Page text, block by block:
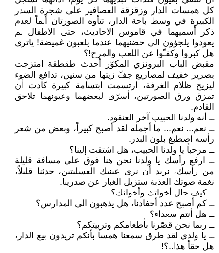
كل همسات الدار وزقزقة العصافير على شجرة السدر
الكبيرة في وسط باحة الدار، تتأوه الصورتان ألماً لعدم
ذكر أسميهما في قاموس الاحاديث، حتى الاطفال لم
يعودوا يلجؤون الى حضنيهما عندما يلعبون غميضة! ياترى
هل كبروا وكفـّوا عن اللعب والمرح!؟
مقبض الباب البرونزي المكوّر أحدث طقطقة امتزجت
بصرير خفيف لمصاريع جفّ زيتها من سنين، تدافع الضوء
ليزيح ظلام الغرفة، ارتسمت ابتسامة كبيرة كادت أن
تمزق ورق الصورتين، أسرّى لبعضهما وعيونهما تلاحق
القادم.
ــ أنه ولدنا الحبيب آخر العنقود.
ــ نعم... نعم... ما أجمله لقد أصبح كبيراً، وبعض من شعر
رأسه اصطبغ بلون البدر.
ــ مرحباً يا ولدنا الحبيب، هل اشتقت إلينا؟
ــ ارفع رأسك يا ولدنا نحن هنا فوق على مسافة قليلة
من رأسك، نريد أن نرى عينيك العسليتين، حدثنا قليلاً،
نغمة صوتك العذبة ستزيل الغبار عن صدرينا.
ــ كيف حال أخواتك وأخوانك؟
ــ كم أصبح عدد أحفادنا، هل يذهبون الى المدارس؟
ــ هل أنتم سعداء؟
ــ ربما نحن قصّرنا بأطعامكم وتربيتكم؟
ــ يا ولدي لقد طرق سمعنا همساً بأنكم تريدون بيع الدار،
هل حقاً هذا..؟!